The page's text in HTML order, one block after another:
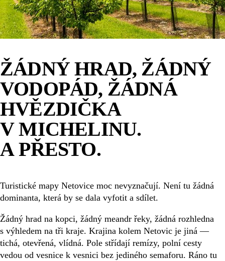
ŽÁDNÝ HRAD, ŽÁDNÝ
VODOPÁD, ŽÁDNÁ
HVĚZDIČKA
V MICHELINU.
A PŘESTO.
Turistické mapy Netovice moc nevyznačují. Není tu žádná
dominanta, která by se dala vyfotit a sdílet.
Žádný hrad na kopci, žádný meandr řeky, žádná rozhledna
s výhledem na tři kraje. Krajina kolem Netovic je jiná —
tichá, otevřená, vlídná. Pole střídají remízy, polní cesty
vedou od vesnice k vesnici bez jediného semaforu. Ráno tu